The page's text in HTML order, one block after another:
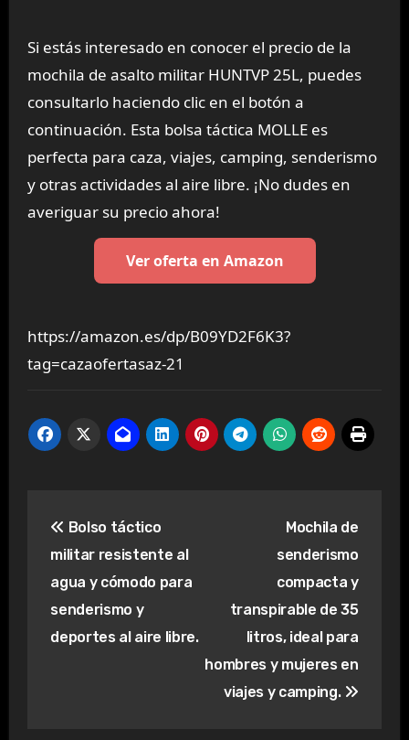
Si estás interesado en conocer el precio de la
mochila de asalto militar HUNTVP 25L, puedes
consultarlo haciendo clic en el botón a
continuación. Esta bolsa táctica MOLLE es
perfecta para caza, viajes, camping, senderismo
y otras actividades al aire libre. ¡No dudes en
averiguar su precio ahora!
Ver oferta en Amazon
https://amazon.es/dp/B09YD2F6K3?
tag=cazaofertasaz-21
de
entradas
Bolso táctico
militar resistente al
agua y cómodo para
senderismo y
deportes al aire libre.
Mochila de
senderismo
compacta y
transpirable de 35
litros, ideal para
hombres y mujeres en
viajes y camping.